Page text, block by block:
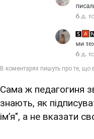
Сама ж педагогиня
знають, як
ім’я", а не вказати